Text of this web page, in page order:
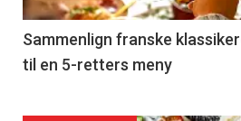
5
Sammenlign franske
til en 5-retters meny